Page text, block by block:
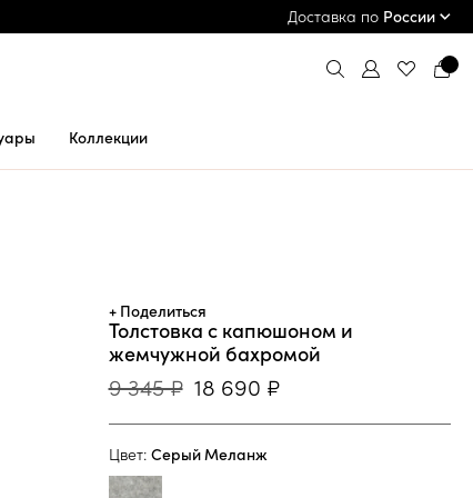
ПРИМЕРКА И ОПЛАТА ПРИ ПОЛУЧЕНИИ*
Доставка по России
Коллекции
+ Поделиться
Толстовка с капюшоном и
жемчужной бахромой
9 345 ₽ 18 690 ₽
Цвет: Серый Меланж